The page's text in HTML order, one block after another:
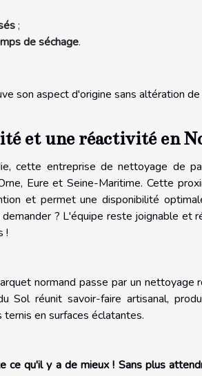
;
de séchage.
son aspect d'origine sans altération
et une réactivité en
cette entreprise de nettoyage de
Eure et Seine-Maritime. Cette
et permet une disponibilité
? L'équipe reste joignable et
!
normand passe par un
Sol réunit savoir-faire artisanal,
en surfaces éclatantes.
ce qu'il y a de mieux ! Sans plus